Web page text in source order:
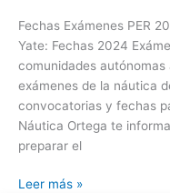
Fechas Exámenes PER
Yate: Fechas 2024
comunidades
exámenes de la náutica
convocatorias y fechas
Náutica Ortega te
preparar el
Leer más »